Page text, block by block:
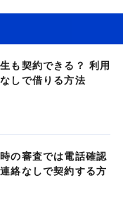
も契約できる？ 利用
しで借りる方法
の審査では電話確認
絡なしで契約する方